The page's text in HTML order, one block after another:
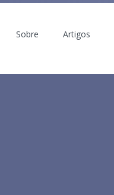
Sobre Artigos